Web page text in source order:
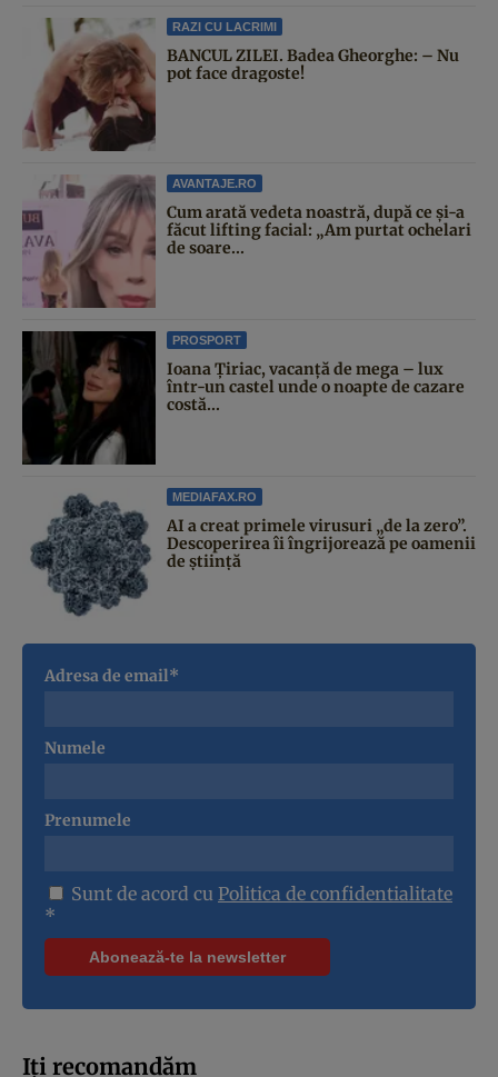
RAZI CU LACRIMI
BANCUL ZILEI. Badea Gheorghe: – Nu
pot face dragoste!
AVANTAJE.RO
Cum arată vedeta noastră, după ce și-a
făcut lifting facial: „Am purtat ochelari
de soare...
PROSPORT
Ioana Țiriac, vacanță de mega – lux
într-un castel unde o noapte de cazare
costă...
MEDIAFAX.RO
AI a creat primele virusuri „de la zero”.
Descoperirea îi îngrijorează pe oamenii
de știință
Adresa de email*
Numele
Prenumele
Sunt de acord cu Politica de confidentialitate
*
Iți recomandăm